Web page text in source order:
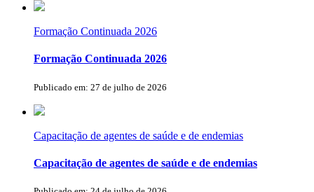
Formação Continuada 2026
Formação Continuada 2026
Publicado em: 27 de julho de 2026
Capacitação de agentes de saúde e de endemias
Capacitação de agentes de saúde e de endemias